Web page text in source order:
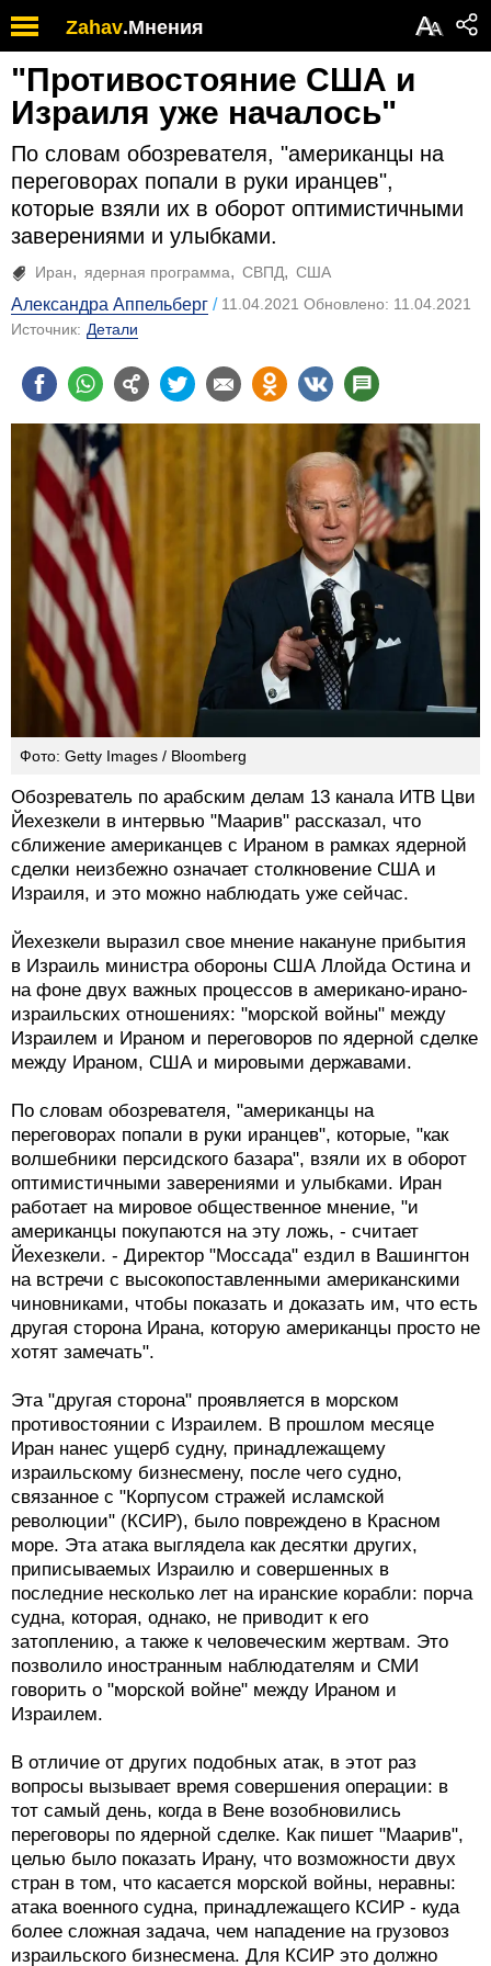
Zahav.Мнения АА
"Противостояние США и
Израиля уже началось"
По словам обозревателя, "американцы на
переговорах попали в руки иранцев",
которые взяли их в оборот оптимистичными
заверениями и улыбками.
Иран ядерная программа СВПД США
Александра Аппельберг
11.04.2021 Обновлено: 11.04.2021
Источник: Детали
Фото: Getty Images / Bloomberg
Обозреватель по арабским делам 13 канала ИТВ Цви
Йехезкели в интервью "Маарив" рассказал, что
сближение американцев с Ираном в рамках ядерной
сделки неизбежно означает столкновение США и
Израиля, и это можно наблюдать уже сейчас.
Йехезкели выразил свое мнение накануне прибытия
в Израиль министра обороны США Ллойда Остина и
на фоне двух важных процессов в американо-ирано-
израильских отношениях: "морской войны" между
Израилем и Ираном и переговоров по ядерной сделке
между Ираном, США и мировыми державами.
По словам обозревателя, "американцы на
переговорах попали в руки иранцев", которые, "как
волшебники персидского базара", взяли их в оборот
оптимистичными заверениями и улыбками. Иран
работает на мировое общественное мнение, "и
американцы покупаются на эту ложь, - считает
Йехезкели. - Директор "Моссада" ездил в Вашингтон
на встречи с высокопоставленными американскими
чиновниками, чтобы показать и доказать им, что есть
другая сторона Ирана, которую американцы просто не
хотят замечать".
Эта "другая сторона" проявляется в морском
противостоянии с Израилем. В прошлом месяце
Иран нанес ущерб судну, принадлежащему
израильскому бизнесмену, после чего судно,
связанное с "Корпусом стражей исламской
революции" (КСИР), было повреждено в Красном
море. Эта атака выглядела как десятки других,
приписываемых Израилю и совершенных в
последние несколько лет на иранские корабли: порча
судна, которая, однако, не приводит к его
затоплению, а также к человеческим жертвам. Это
позволило иностранным наблюдателям и СМИ
говорить о "морской войне" между Ираном и
Израилем.
В отличие от других подобных атак, в этот раз
вопросы вызывает время совершения операции: в
тот самый день, когда в Вене возобновились
переговоры по ядерной сделке. Как пишет "Маарив",
целью было показать Ирану, что возможности двух
стран в том, что касается морской войны, неравны:
атака военного судна, принадлежащего КСИР - куда
более сложная задача, чем нападение на грузовоз
израильского бизнесмена. Для КСИР это должно